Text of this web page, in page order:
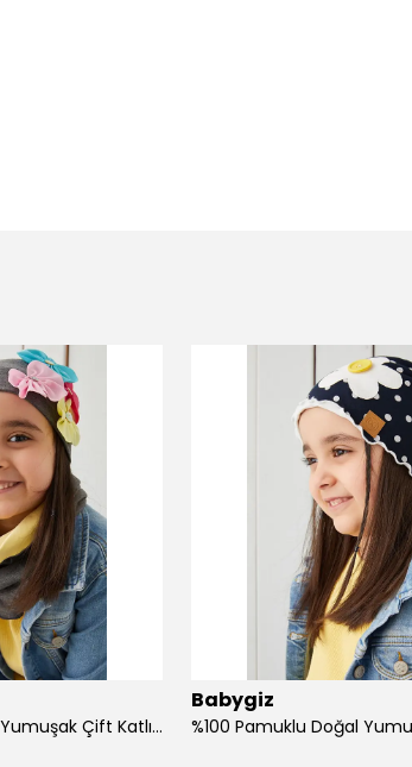
%100 Pamuklu Doğal Yumuşak Çift Katlı Penye Kız Çocuk Bebek Bere Boyunluk Set
Babygiz